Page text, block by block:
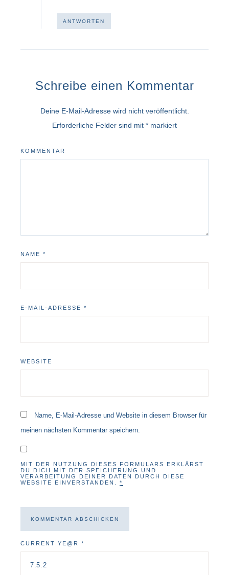
ANTWORTEN
Schreibe einen Kommentar
Deine E-Mail-Adresse wird nicht veröffentlicht.
Erforderliche Felder sind mit * markiert
KOMMENTAR
NAME *
E-MAIL-ADRESSE *
WEBSITE
Name, E-Mail-Adresse und Website in diesem Browser für
meinen nächsten Kommentar speichern.
MIT DER NUTZUNG DIESES FORMULARS ERKLÄRST
DU DICH MIT DER SPEICHERUNG UND
VERARBEITUNG DEINER DATEN DURCH DIESE
WEBSITE EINVERSTANDEN. *
CURRENT YE@R *